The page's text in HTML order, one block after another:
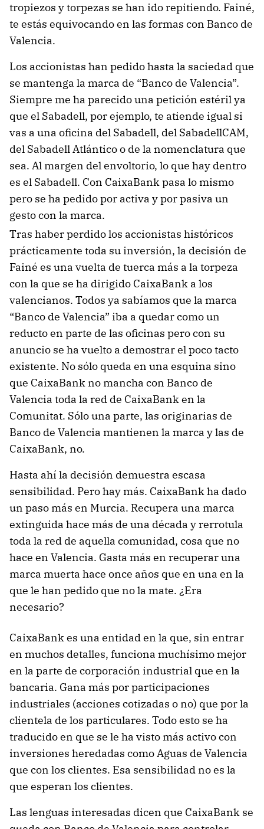
tropiezos y torpezas se han ido repitiendo. Fainé,
te estás equivocando en las formas con Banco de
Valencia.
Los accionistas han pedido hasta la saciedad que
se mantenga la marca de “Banco de Valencia”.
Siempre me ha parecido una petición estéril ya
que el Sabadell, por ejemplo, te atiende igual si
vas a una oficina del Sabadell, del SabadellCAM,
del Sabadell Atlántico o de la nomenclatura que
sea. Al margen del envoltorio, lo que hay dentro
es el Sabadell. Con CaixaBank pasa lo mismo
pero se ha pedido por activa y por pasiva un
gesto con la marca.
Tras haber perdido los accionistas históricos
prácticamente toda su inversión, la decisión de
Fainé es una vuelta de tuerca más a la torpeza
con la que se ha dirigido CaixaBank a los
valencianos. Todos ya sabíamos que la marca
“Banco de Valencia” iba a quedar como un
reducto en parte de las oficinas pero con su
anuncio se ha vuelto a demostrar el poco tacto
existente. No sólo queda en una esquina sino
que CaixaBank no mancha con Banco de
Valencia toda la red de CaixaBank en la
Comunitat. Sólo una parte, las originarias de
Banco de Valencia mantienen la marca y las de
CaixaBank, no.
Hasta ahí la decisión demuestra escasa
sensibilidad. Pero hay más. CaixaBank ha dado
un paso más en Murcia. Recupera una marca
extinguida hace más de una década y rerrotula
toda la red de aquella comunidad, cosa que no
hace en Valencia. Gasta más en recuperar una
marca muerta hace once años que en una en la
que le han pedido que no la mate. ¿Era
necesario?
CaixaBank es una entidad en la que, sin entrar
en muchos detalles, funciona muchísimo mejor
en la parte de corporación industrial que en la
bancaria. Gana más por participaciones
industriales (acciones cotizadas o no) que por la
clientela de los particulares. Todo esto se ha
traducido en que se le ha visto más activo con
inversiones heredadas como Aguas de Valencia
que con los clientes. Esa sensibilidad no es la
que esperan los clientes.
Las lenguas interesadas dicen que CaixaBank se